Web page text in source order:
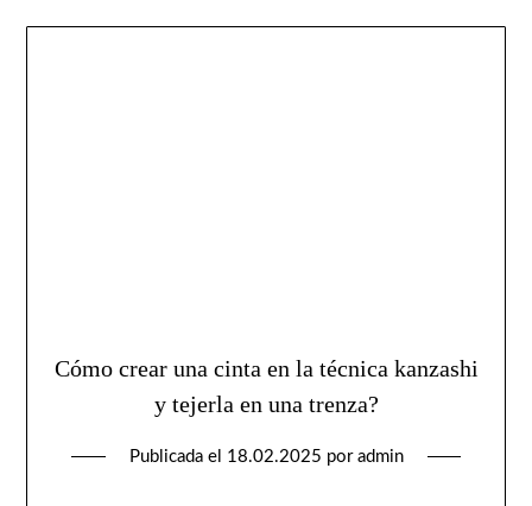
Cómo crear una cinta en la técnica kanzashi
y tejerla en una trenza?
Publicada el 18.02.2025 por admin